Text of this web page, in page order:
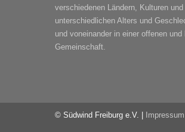
verschiedenen Ländern, Kulturen und
unterschiedlichen Alters und
und voneinander in einer offenen und
Gemeinschaft.
© Südwind Freiburg e.V. | Impressum